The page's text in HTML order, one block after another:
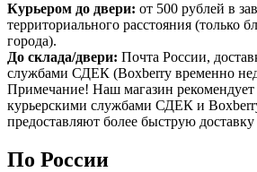
Курьером до двери: от 500 рублей в
территориального расстояния (только
города).
До склада/двери: Почта России,
службами СДЕК (Boxberry временно
Примечание! Наш магазин рекомендует
курьерскими службами СДЕК и
предоставляют более быструю
По России